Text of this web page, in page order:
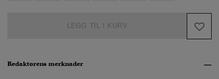
Redaktørens merknader